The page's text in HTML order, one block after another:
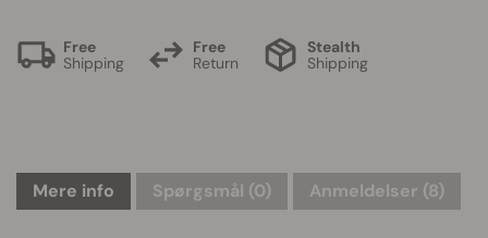
Free
Shipping
Free
Return
Stealth
Shipping
Mere info Spørgsmål (0) Anmeldelser (8)